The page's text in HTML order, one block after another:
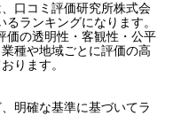
口コミ評価研究所株式会
ランキングになります。
価の透明性・客観性・公平
種や地域ごとに評価の高
ります。
明確な基準に基づいてラ